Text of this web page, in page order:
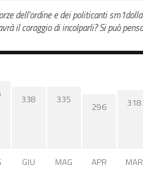
dell'ordine e dei politicanti
il coraggio di incolparli? Si può
338
GIU
335
MAG
296
APR
318
MAR